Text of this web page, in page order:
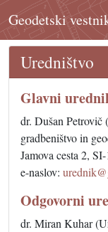
Geodetski
Uredništvo
Glavni
dr. Dušan
gradbeništvo in
Jamova cesta 2,
e-naslov:
Odgovorni
dr. Miran Kuhar